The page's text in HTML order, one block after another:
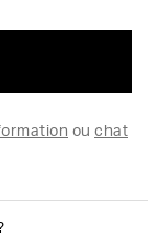
ou chat